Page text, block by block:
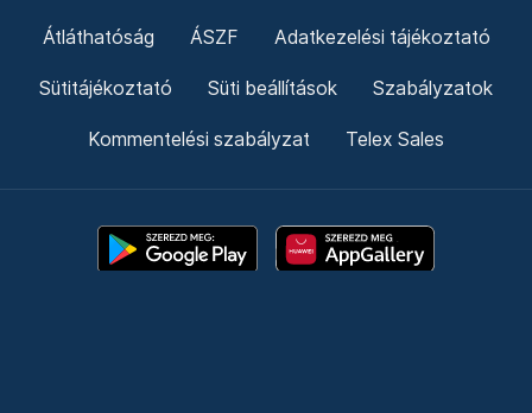
Átláthatóság ÁSZF Adatkezelési tájékoztató
Sütitájékoztató Süti beállítások Szabályzatok
Kommentelési szabályzat Telex Sales